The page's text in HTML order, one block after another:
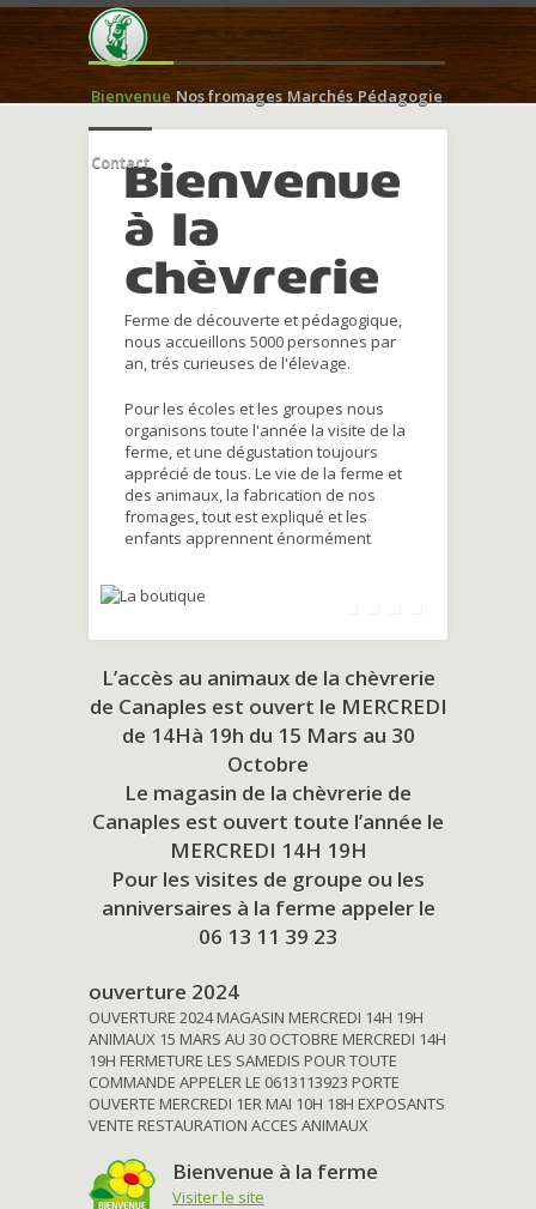
Bienvenue Nos fromages Marchés Pédagogie
ContactBienvenue
à la
chèvrerie
Ferme de découverte et pédagogique,
nous accueillons 5000 personnes par
an, trés curieuses de l'élevage.
Pour les écoles et les groupes nous
organisons toute l'année la visite de la
ferme, et une dégustation toujours
apprécié de tous. Le vie de la ferme et
des animaux, la fabrication de nos
fromages, tout est expliqué et les
enfants apprennent énormément
L’accès au animaux de la chèvrerie
de Canaples est ouvert le MERCREDI
de 14Hà 19h du 15 Mars au 30
Octobre
Le magasin de la chèvrerie de
Canaples est ouvert toute l’année le
MERCREDI 14H 19H
Pour les visites de groupe ou les
anniversaires à la ferme appeler le
06 13 11 39 23
ouverture 2024
OUVERTURE 2024 MAGASIN MERCREDI 14H 19H
ANIMAUX 15 MARS AU 30 OCTOBRE MERCREDI 14H
19H FERMETURE LES SAMEDIS POUR TOUTE
COMMANDE APPELER LE 0613113923 PORTE
OUVERTE MERCREDI 1ER MAI 10H 18H EXPOSANTS
VENTE RESTAURATION ACCES ANIMAUX
Bienvenue à la ferme
Visiter le site